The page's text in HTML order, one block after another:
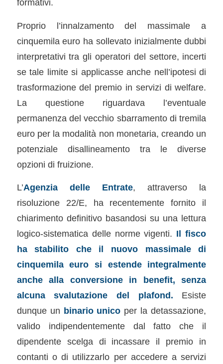
formativi.
Proprio l’innalzamento del massimale a
cinquemila euro ha sollevato inizialmente dubbi
interpretativi tra gli operatori del settore, incerti
se tale limite si applicasse anche nell’ipotesi di
trasformazione del premio in servizi di welfare.
La questione riguardava l’eventuale
permanenza del vecchio sbarramento di tremila
euro per la modalità non monetaria, creando un
potenziale disallineamento tra le diverse
opzioni di fruizione.
L’Agenzia delle Entrate, attraverso la
risoluzione 22/E, ha recentemente fornito il
chiarimento definitivo basandosi su una lettura
logico-sistematica delle norme vigenti. Il fisco
ha stabilito che il nuovo massimale di
cinquemila euro si estende integralmente
anche alla conversione in benefit, senza
alcuna svalutazione del plafond. Esiste
dunque un binario unico per la detassazione,
valido indipendentemente dal fatto che il
dipendente scelga di incassare il premio in
contanti o di utilizzarlo per accedere a servizi